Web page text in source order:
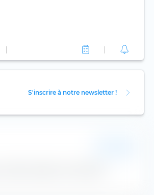
S'inscrire à notre newsletter !